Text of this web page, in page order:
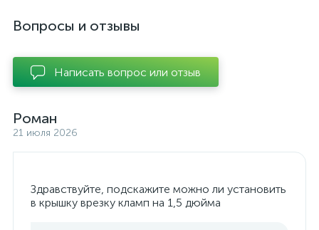
Вопросы и отзывы
Написать вопрос или отзыв
Роман
21 июля 2026
Здравствуйте, подскажите можно ли установить
в крышку врезку кламп на 1,5 дюйма